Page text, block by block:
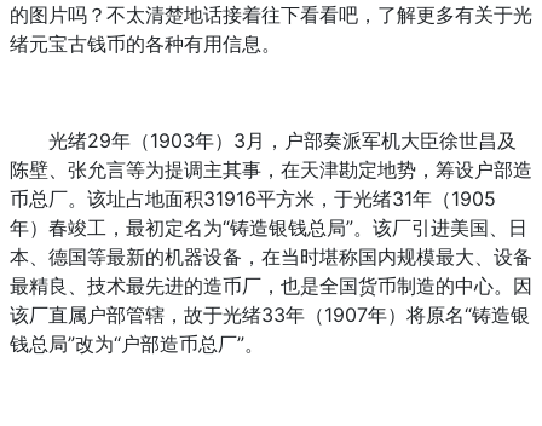
的图片吗？不太清楚地话接着往下看看吧，了解更多有关于光
绪元宝古钱币的各种有用信息。
光绪29年（1903年）3月，户部奏派军机大臣徐世昌及
陈壁、张允言等为提调主其事，在天津勘定地势，筹设户部造
币总厂。该址占地面积31916平方米，于光绪31年（1905
年）春竣工，最初定名为“铸造银钱总局”。该厂引进美国、日
本、德国等最新的机器设备，在当时堪称国内规模最大、设备
最精良、技术最先进的造币厂，也是全国货币制造的中心。因
该厂直属户部管辖，故于光绪33年（1907年）将原名“铸造银
钱总局”改为“户部造币总厂”。